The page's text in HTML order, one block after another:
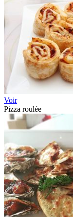
Voir
Pizza roulée